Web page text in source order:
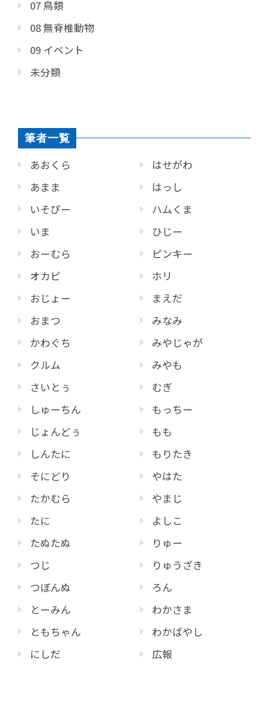
07 鳥類
08 無脊椎動物
09 イベント
未分類
筆者一覧
あおくら
あまま
いそぴー
いま
おーむら
オカピ
おじょー
おまつ
かわぐち
クルム
さいとぅ
しゅーちん
じょんどぅ
しんたに
そにどり
たかむら
たに
たぬたぬ
つじ
つぼんぬ
とーみん
ともちゃん
にしだ
はせがわ
はっし
ハムくま
ひじー
ピンキー
ホリ
まえだ
みなみ
みやじゃが
みやも
むぎ
もっちー
もも
もりたき
やはた
やまじ
よしこ
りゅー
りゅうざき
ろん
わかさま
わかばやし
広報